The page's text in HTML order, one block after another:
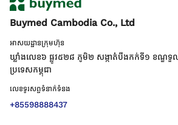
Buymed Cambodia Co., Ltd
អាសយដ្ឋានក្រុមហ៊ុន
ឃ្លាំងលេខ៦ ផ្លូវ៥២៨ ភូមិ២ សង្កាត់់បឹងកក់ទី១ ខណ្ឌទួ
ប្រទេសកម្ពុជា
លេខទូរសព្ទទំនាក់ទំនង
+85598888437